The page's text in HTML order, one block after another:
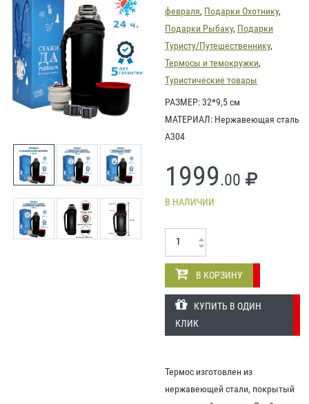
февраля, Подарки Охотнику,
Подарки Рыбаку, Подарки
Туристу/Путешественнику,
Термосы и темокружки,
Туристические товары
РАЗМЕР: 32*9,5 см
МАТЕРИАЛ: Нержавеющая сталь
А304
1999.00
В НАЛИЧИИ
В КОРЗИНУ
КУПИТЬ В ОДИН
КЛИК
Термос изготовлен из
нержавеющей стали, покрытый